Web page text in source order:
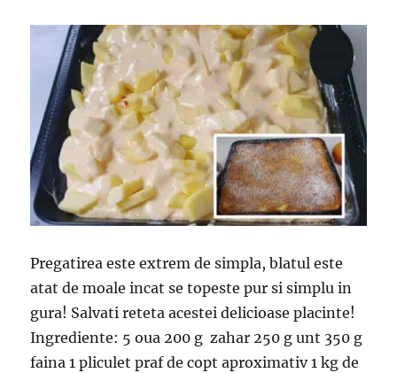
Pregatirea este extrem de simpla, blatul este
atat de moale incat se topeste pur si simplu in
gura! Salvati reteta acestei delicioase placinte!
Ingrediente: 5 oua 200 g zahar 250 g unt 350 g
faina 1 pliculet praf de copt aproximativ 1 kg de